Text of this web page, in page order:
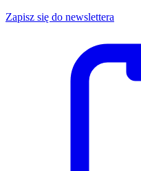
Zapisz się do newslettera